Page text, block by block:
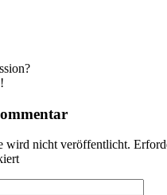
wird nicht veröffentlicht.